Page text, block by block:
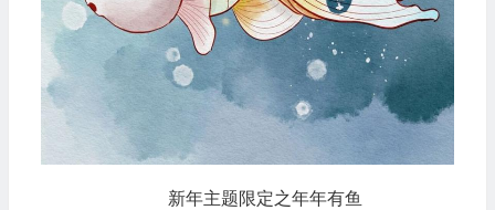
新年主题限定之年年有鱼